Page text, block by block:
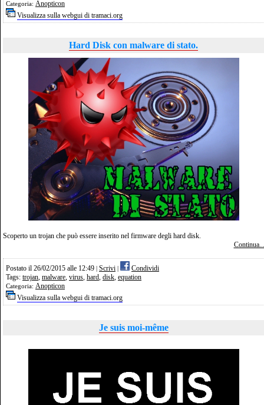
Categoria: Anopticon
Visualizza sulla webgui di tramaci.org
Hard Disk con malware di stato.
Scoperto un trojan che può essere inserito nel firmware degli hard disk.
Continua...
Postato il 26/02/2015 alle 12:49 Scrivi
Condividi
Tags: trojan, malware, virus, hard, disk, equation
Categoria: Anopticon
Visualizza sulla webgui di tramaci.org
Je suis moi-même